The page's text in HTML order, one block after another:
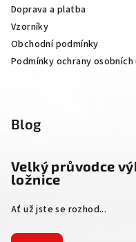
Doprava a platba
Vzorníky
Obchodní podmínky
Podmínky ochrany osobních
Blog
Velký průvodce
ložnice
Ať už jste se rozhod...